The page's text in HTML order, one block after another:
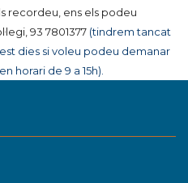
recordeu, ens els podeu
93 7801377 (tindrem tancat
dies si voleu podeu demanar
horari de 9 a 15h).